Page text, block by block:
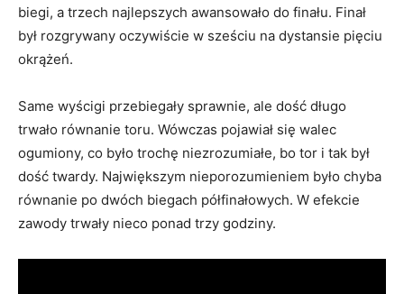
biegi, a trzech najlepszych awansowało do finału. Finał
był rozgrywany oczywiście w sześciu na dystansie pięciu
okrążeń.
Same wyścigi przebiegały sprawnie, ale dość długo
trwało równanie toru. Wówczas pojawiał się walec
ogumiony, co było trochę niezrozumiałe, bo tor i tak był
dość twardy. Największym nieporozumieniem było chyba
równanie po dwóch biegach półfinałowych. W efekcie
zawody trwały nieco ponad trzy godziny.